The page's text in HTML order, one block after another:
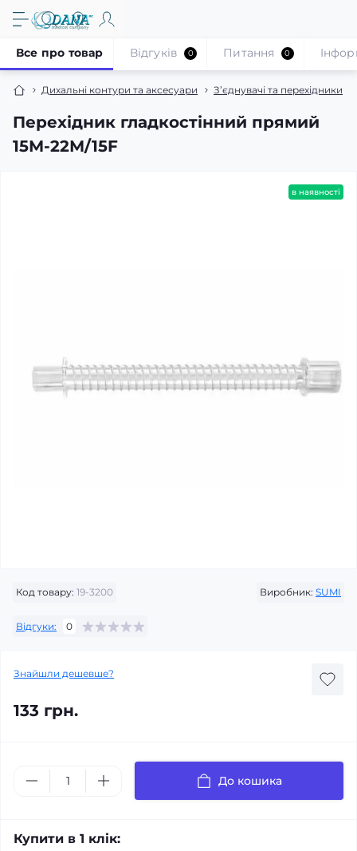
Дихальні контури та аксесуари З’єднувачі та перехідники
Перехідник гладкостінний прямий
15М-22М/15F
Все про товар Відгуків 0 Питання 0
в наявності
Код товару: 19-3200 Виробник: SUMI
Відгуки: 0
Знайшли дешевше?
133 грн.
До кошика
Купити в 1 клік: